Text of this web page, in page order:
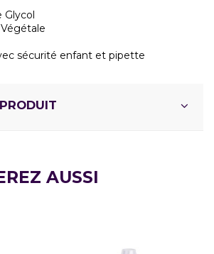
Glycol
sécurité enfant et pipette
AUSSI